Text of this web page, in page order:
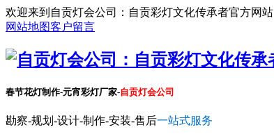
欢迎来到自贡灯会公司：自贡彩灯文化传承者官方网站
网站地图客户留言
春节花灯制作-元宵彩灯厂家-自贡灯会公司
勘察-规划-设计-制作-安装-售后一站式服务